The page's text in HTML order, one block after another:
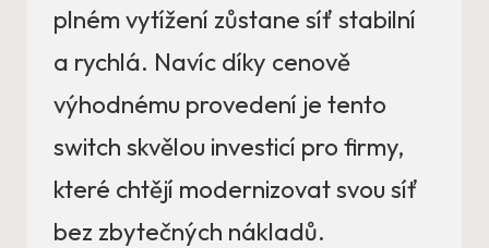
plném vytížení zůstane síť stabilní
a rychlá. Navíc díky cenově
výhodnému provedení je tento
switch skvělou investicí pro firmy,
které chtějí modernizovat svou síť
bez zbytečných nákladů.